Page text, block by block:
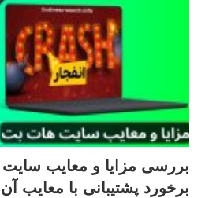
بررسی مزایا و معایب
برخورد پشتیبانی با معایب آن